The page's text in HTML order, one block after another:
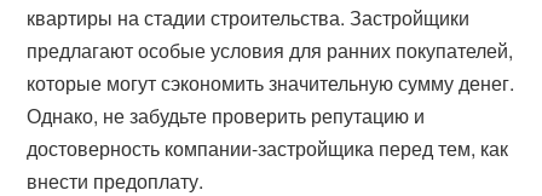
квартиры на стадии строительства. Застройщики
предлагают особые условия для ранних покупателей,
которые могут сэкономить значительную сумму денег.
Однако, не забудьте проверить репутацию и
достоверность компании-застройщика перед тем, как
внести предоплату.